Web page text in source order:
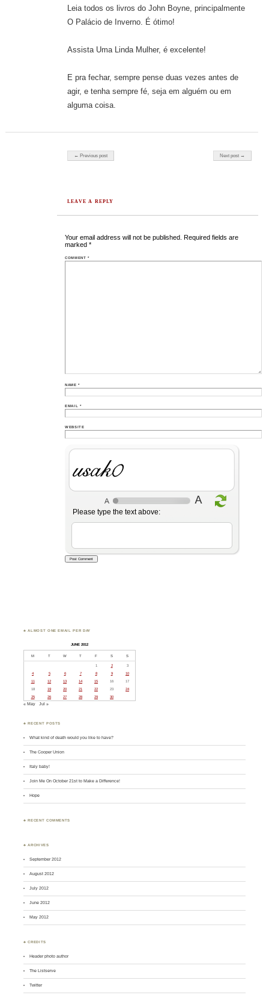
Leia todos os livros do John Boyne, principalmente
O Palácio de Inverno. É ótimo!
Assista Uma Linda Mulher, é excelente!
E pra fechar, sempre pense duas vezes antes de
agir, e tenha sempre fé, seja em alguém ou em
alguma coisa.
Post navigation
← Previous post Next post →
LEAVE A REPLY
Your email address will not be published. Required fields are
marked *
COMMENT*
NAME*
EMAIL *
WEBSITE
DSIuL
Please type the text above:
♣ ALMOST ONE EMAIL PER DAY
JUNE 2012
M T W T F S S
1 2
3
4
5 6 7 8 9
10
11
12 13 14 15 16
17
18
19 20 21 22 23
24
25
26 27 28 29 30
« May Jul »
♣ RECENT POSTS
What kind of death would you like to have?
The Cooper Union
Italy baby!
Join Me On October 21st to Make a Difference!
Hope
♣ RECENT COMMENTS
♣ ARCHIVES
September 2012
August 2012
July 2012
June 2012
May 2012
♣ CREDITS
Header photo author
The Listserve
Twitter